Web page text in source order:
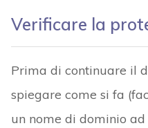
Verificare la
Prima di continuare il
spiegare come si fa
un nome di dominio